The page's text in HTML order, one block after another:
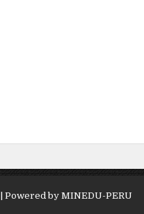
| Powered by MINEDU-PERU